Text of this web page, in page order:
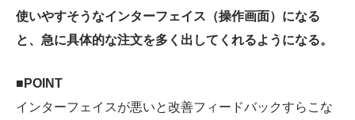
使いやすそうなインターフェイス（操作画面）になる
と、急に具体的な注文を多く出してくれるようになる。
■POINT
インターフェイスが悪いと改善フィードバックすらこな